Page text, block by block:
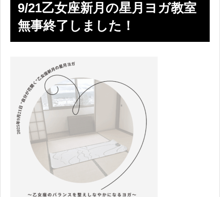
9/21乙女座新月の星月ヨガ教室
無事終了しました！